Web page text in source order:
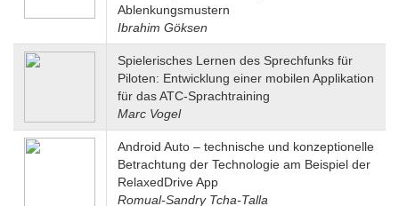
Ablenkungsmustern
Ibrahim Göksen
Spielerisches Lernen des Sprechfunks für
Piloten: Entwicklung einer mobilen Applikation
für das ATC-Sprachtraining
Marc Vogel
Android Auto – technische und konzeptionelle
Betrachtung der Technologie am Beispiel der
RelaxedDrive App
Romual-Sandry Tcha-Talla